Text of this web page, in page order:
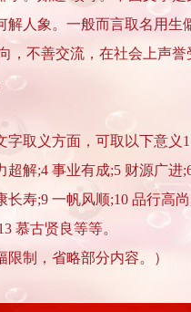
解人象。一般而言取名用生
，不善交流，在社会上声
字取义方面，可取以下意义
超解;4 事业有成;5 财源广进
长寿;9 一帆风顺;10 品行高
慕古贤良等等。
限制，省略部分内容。）